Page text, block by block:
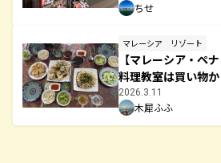
ちせ
マレーシア リゾート
【マレーシア・ペ
料理教室は買い物
2026.3.11
木犀ふふ